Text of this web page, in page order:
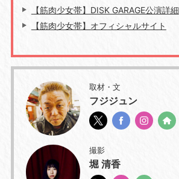
【筋肉少女帯】DISK GARAGE公演詳細
【筋肉少女帯】オフィシャルサイト
取材・文
フジジュン
撮影
堀 清香